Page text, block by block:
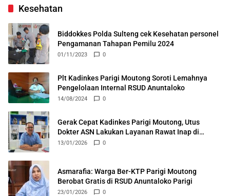
Kesehatan
Biddokkes Polda Sulteng cek Kesehatan personel
Pengamanan Tahapan Pemilu 2024
01/11/2023 0
Plt Kadinkes Parigi Moutong Soroti Lemahnya
Pengelolaan Internal RSUD Anuntaloko
14/08/2024 0
Gerak Cepat Kadinkes Parigi Moutong, Utus
Dokter ASN Lakukan Layanan Rawat Inap di
Puskesmas Ongka
13/01/2026 0
Asmarafia: Warga Ber-KTP Parigi Moutong
Berobat Gratis di RSUD Anuntaloko Parigi
23/01/2026 0